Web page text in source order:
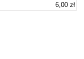
6,00 zł